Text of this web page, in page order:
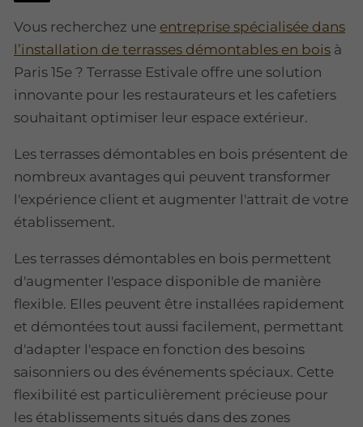
Vous recherchez une entreprise spécialisée dans
l’installation de terrasses démontables en bois à
Paris 15e ? Terrasse Estivale offre une solution
innovante pour les restaurateurs et les cafetiers
souhaitant optimiser leur espace extérieur.
Les terrasses démontables en bois présentent de
nombreux avantages qui peuvent transformer
l'expérience client et augmenter l'attrait de votre
établissement.
Les terrasses démontables en bois permettent
d'augmenter l'espace disponible de manière
flexible. Elles peuvent être installées rapidement
et démontées tout aussi facilement, permettant
d'adapter l'espace en fonction des besoins
saisonniers ou des événements spéciaux. Cette
flexibilité est particulièrement précieuse pour
les établissements situés dans des zones